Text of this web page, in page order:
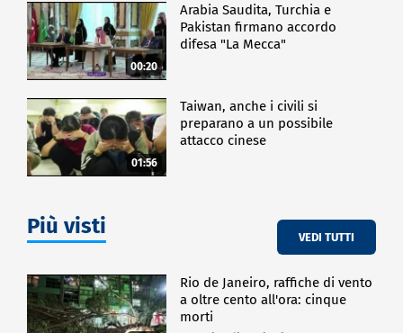
00:20
Arabia Saudita, Turchia e
Pakistan firmano accordo
difesa "La Mecca"
01:56
Taiwan, anche i civili si
preparano a un possibile
attacco cinese
Più visti VEDI TUTTI
Rio de Janeiro, raffiche di vento
a oltre cento all'ora: cinque
morti